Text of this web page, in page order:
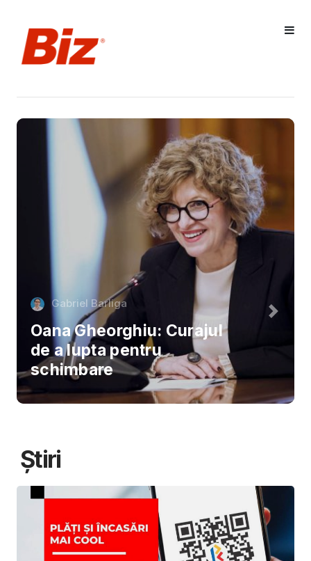
Gabriel Barliga
Oana Gheorghiu: Curajul
de a lupta pentru
schimbare
Știri